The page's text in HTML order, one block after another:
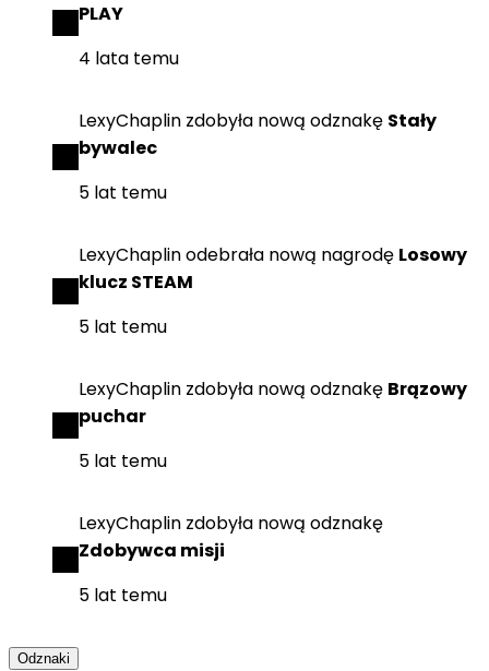
PLAY
4 lata temu
LexyChaplin zdobyła nową odznakę Stały
bywalec
5 lat temu
LexyChaplinodebrała nową nagrodę Losowy
klucz STEAM
5 lat temu
LexyChaplin zdobyła nową odznakę Brązowy
puchar
5 lat temu
LexyChaplin zdobyła nową odznakę
Zdobywca misji
5 lat temu
Odznaki